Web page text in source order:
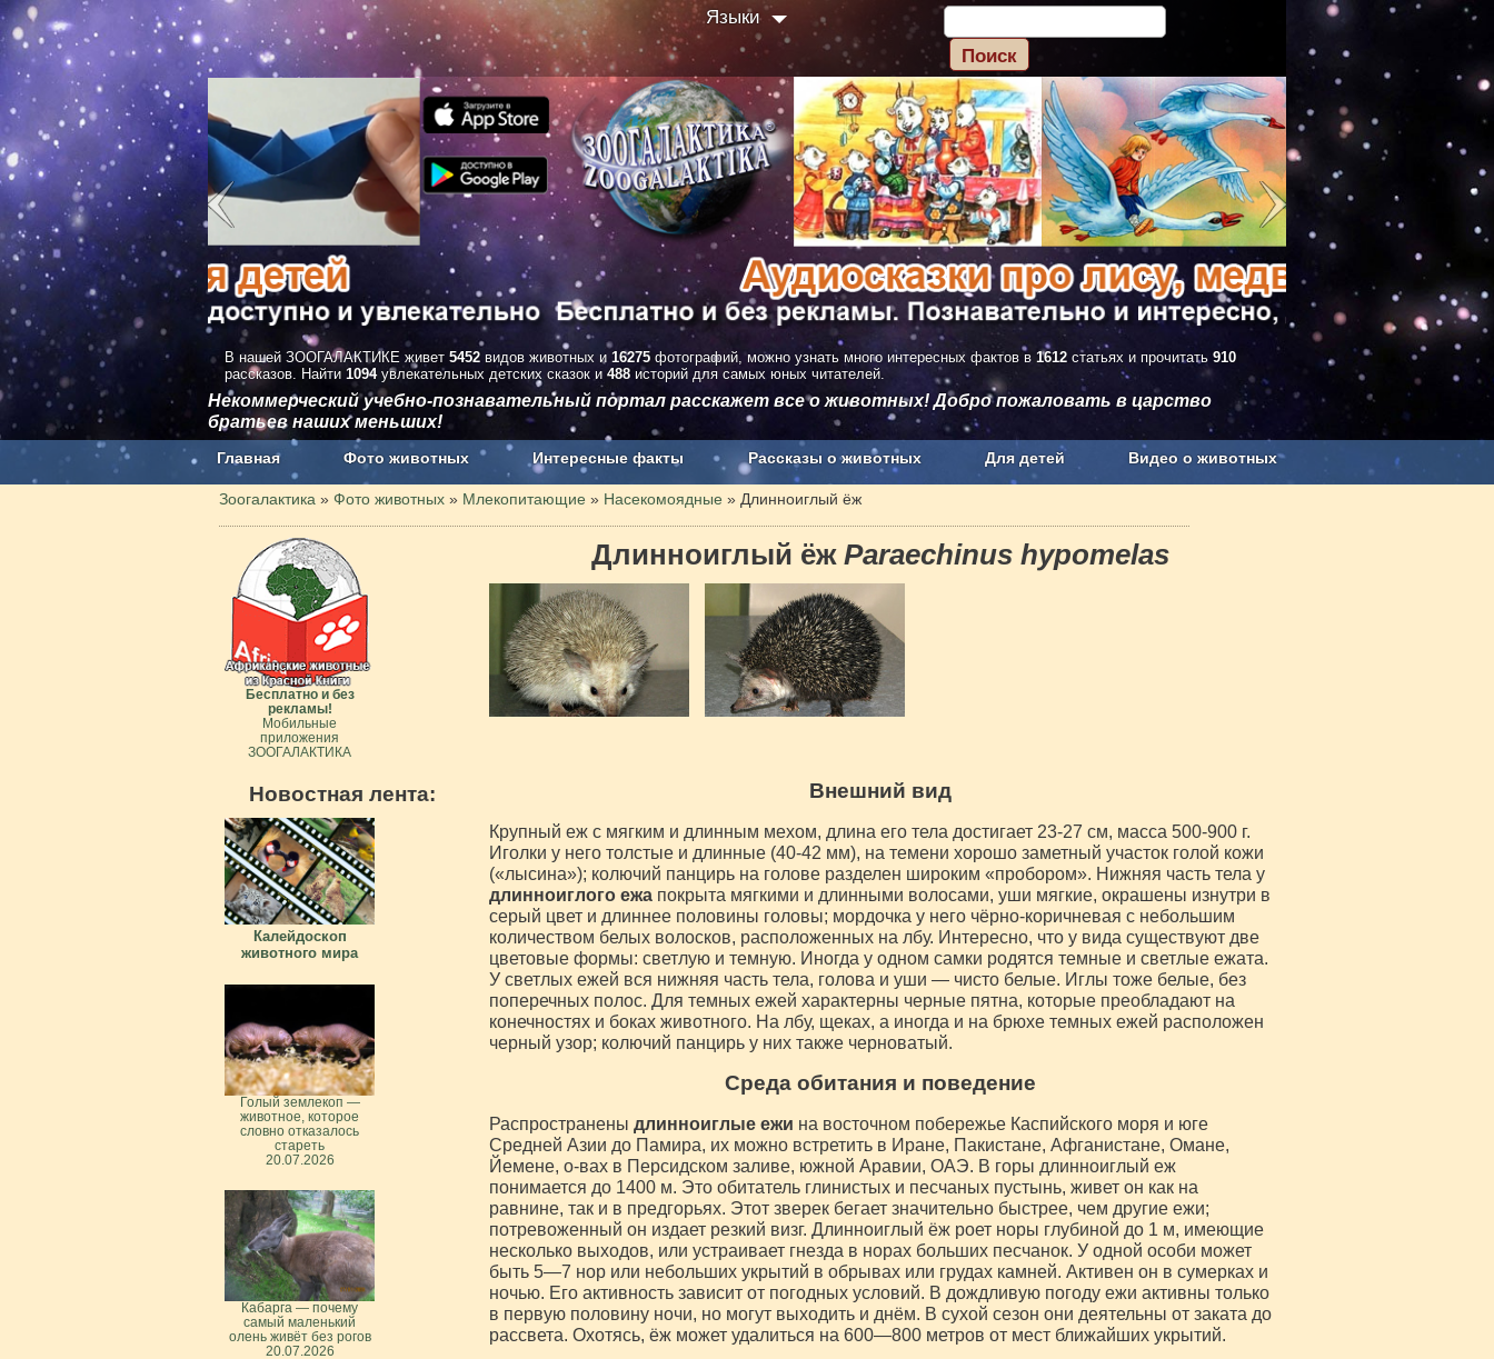
Языки
В нашей ЗООГАЛАКТИКЕ живет 5452 видов животных и 16275 фотографий, можно узнать много интересных фактов в 1612 статьях и прочитать 910
рассказов. Найти 1094увлекательных детских сказок и 488 историй для самых юных читателей.
Некоммерческий учебно-познавательный портал расскажет все о животных! Добро пожаловать в царство
братьев наших меньших!
Главная Фото животных Интересные факты Рассказы о животных Для детей Видео о животных
Наши приложения. Бесплатно и без рекламы О проекте
Зоогалактика » Фото животных » Млекопитающие » Насекомоядные » Длинноиглый ёж
Длинноиглый ёж Paraechinus hypomelas
Внешний вид
Крупный еж с мягким и длинным мехом, длина его тела достигает 23-27 см, масса 500-900 г.
Иголки у него толстые и длинные (40-42 мм), на темени хорошо заметный участок голой кожи
(«лысина»); колючий панцирь на голове разделен широким «пробором». Нижняя часть тела у
длинноиглого ежапокрыта мягкими и длинными волосами, уши мягкие, окрашены изнутри в
серый цвет и длиннее половины головы; мордочка у него чёрно-коричневая с небольшим
количеством белых волосков, расположенных на лбу. Интересно, что у вида существуют две
цветовые формы: светлую и темную. Иногда у одном самки родятся темные и светлые ежата.
У светлых ежей вся нижняя часть тела, голова и уши — чисто белые. Иглы тоже белые, без
поперечных полос. Для темных ежей характерны черные пятна, которые преобладают на
конечностях и боках животного. На лбу, щеках, а иногда и на брюхе темных ежей расположен
черный узор; колючий панцирь у них также черноватый.
Среда обитания и поведение
Распространены длинноиглые ежи на восточном побережье Каспийского моря и юге
Средней Азии до Памира, их можно встретить в Иране, Пакистане, Афганистане, Омане,
Йемене, о-вах в Персидском заливе, южной Аравии, ОАЭ. В горы длинноиглый еж
понимается до 1400 м. Это обитатель глинистых и песчаных пустынь, живет он как на
равнине, так и в предгорьях. Этот зверек бегает значительно быстрее, чем другие ежи;
потревоженный он издает резкий визг. Длинноиглый ёж роет норы глубиной до 1 м, имеющие
несколько выходов, или устраивает гнезда в норах больших песчанок. У одной особи может
быть 5—7 нор или небольших укрытий в обрывах или грудах камней. Активен он в сумерках и
ночью. Его активность зависит от погодных условий. В дождливую погоду ежи активны только
в первую половину ночи, но могут выходить и днём. В сухой сезон они деятельны от заката до
рассвета. Охотясь, ёж может удалиться на 600—800 метров от мест ближайших укрытий.
Бесплатно и без
рекламы!
Мобильные
приложения
ЗООГАЛАКТИКА
Новостная лента:
Калейдоскоп
животного мира
Голый землекоп —
животное, которое
словно отказалось
стареть
20.07.2026
Кабарга — почему
самый маленький
олень живёт без рогов
20.07.2026